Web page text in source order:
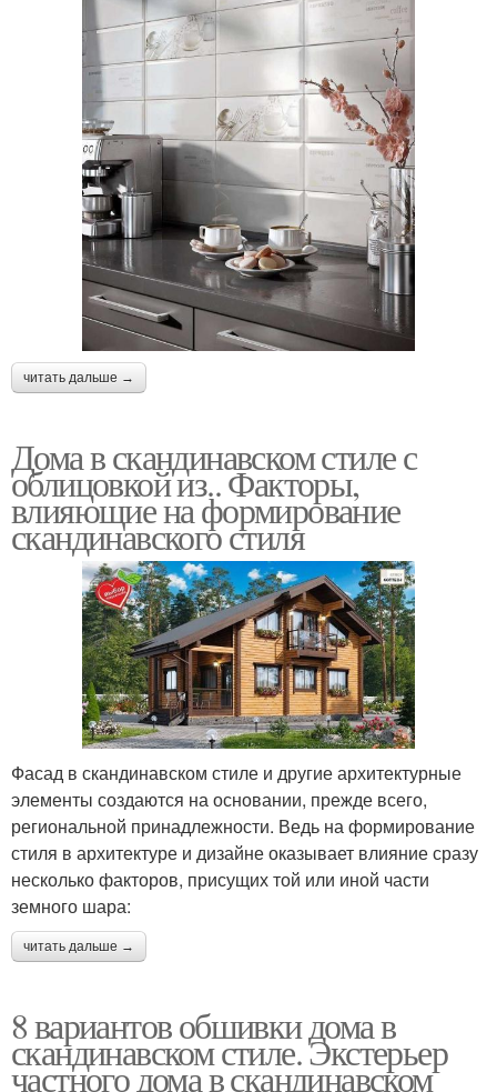
читать дальше →
Дома в скандинавском стиле с
облицовкой из.. Факторы,
влияющие на формирование
скандинавского стиля
Фасад в скандинавском стиле и другие архитектурные
элементы создаются на основании, прежде всего,
региональной принадлежности. Ведь на формирование
стиля в архитектуре и дизайне оказывает влияние сразу
несколько факторов, присущих той или иной части
земного шара:
читать дальше →
8 вариантов обшивки дома в
скандинавском стиле. Экстерьер
частного дома в скандинавском